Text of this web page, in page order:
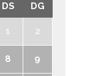
DS DG
1 2
8 9